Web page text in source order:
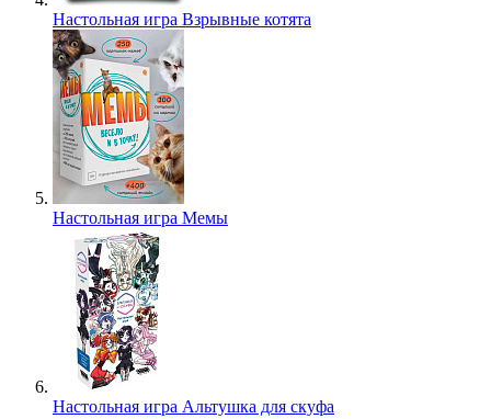
Настольная игра Взрывные котята
Настольная игра Мемы
Настольная игра Альтушка для скуфа